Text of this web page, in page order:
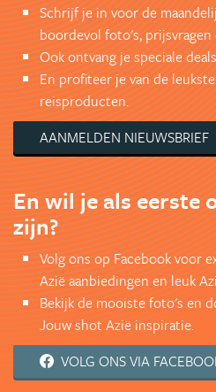
Schrijf je in voor de
boordevol foto's,
Ook ontvang je speciale
En profiteer je van de
reisproducten.
AANMELDEN NIEUWSBRIEF
En wil je als eerste
zijn?
Volg ons op Facebook voor
Azië aanbiedingen en leuk
Bekijk de mooiste foto's en
Jouw shot Azië inspiratie.
VOLG ONS VIA